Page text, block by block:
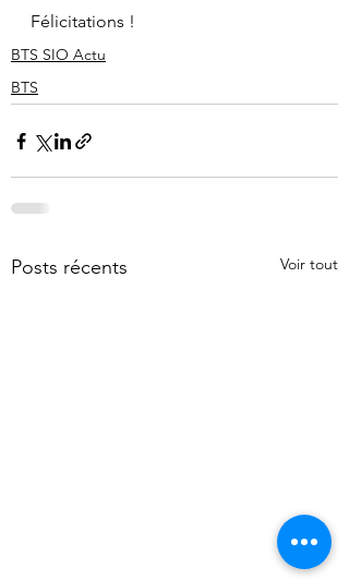
Félicitations !
BTS SIO Actu
BTS
Posts récents Voir tout